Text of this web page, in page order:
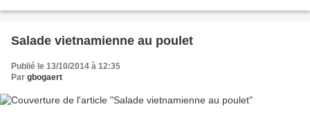
Salade vietnamienne au poulet
Publié le 13/10/2014 à 12:35
Par gbogaert